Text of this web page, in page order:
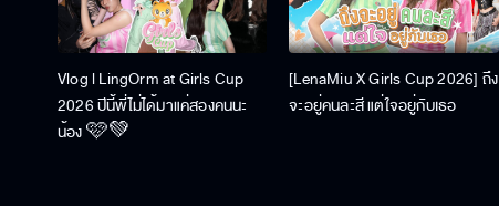
Vlog l LingOrm at Girls Cup
2026 ปีนี้พี่ไม่ได้มาแค่สองคนนะ
น้อง 🩷💚
[LenaMiu X Girls Cup 2026] ถึง
จะอยู่คนละสี แต่ใจอยู่กับเธอ